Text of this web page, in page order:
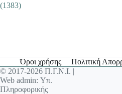
(1383)
Όροι χρήσης Πολιτική
© 2017-2026 Π.Γ.Ν.Ι. |
Web admin: Υπ.
Πληροφορικής